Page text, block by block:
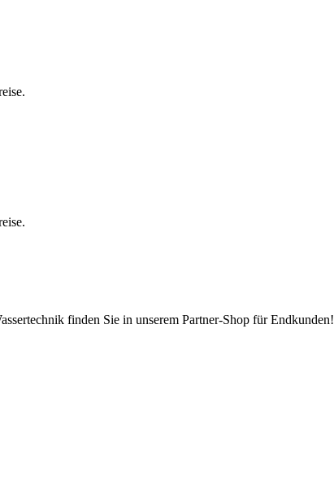
finden Sie in unserem Partner-Shop für Endkunden!